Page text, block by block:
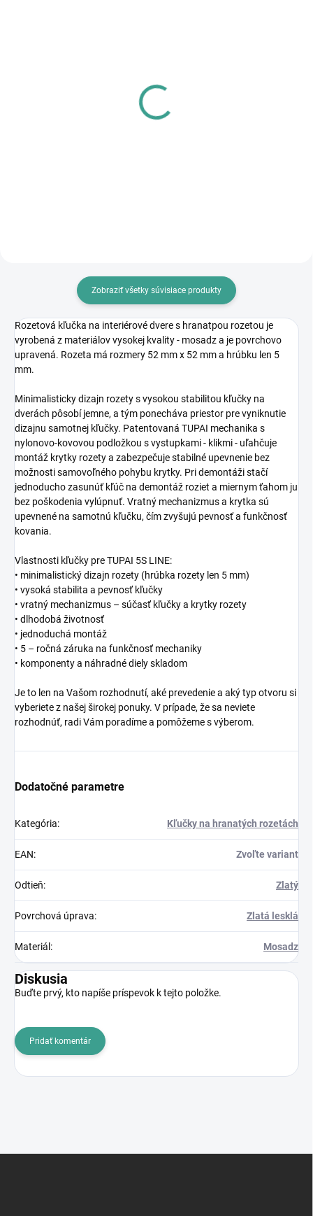
Zobraziť všetky súvisiace produkty
Rozetová kľučka na interiérové dvere s hranatpou rozetou je
vyrobená z materiálov vysokej kvality - mosadz a je povrchovo
upravená. Rozeta má rozmery 52 mm x 52 mm a hrúbku len 5
mm.
Minimalisticky dizajn rozety s vysokou stabilitou kľučky na
dverách pôsobí jemne, a tým ponecháva priestor pre vyniknutie
dizajnu samotnej kľučky. Patentovaná TUPAI mechanika s
nylonovo-kovovou podložkou s vystupkami - klikmi - uľahčuje
montáž krytky rozety a zabezpečuje stabilné upevnenie bez
možnosti samovoľného pohybu krytky. Pri demontáži stačí
jednoducho zasunúť kľúč na demontáž roziet a miernym ťahom ju
bez poškodenia vylúpnuť. Vratný mechanizmus a krytka sú
upevnené na samotnú kľučku, čím zvyšujú pevnosť a funkčnosť
kovania.
Vlastnosti kľučky pre TUPAI 5S LINE:
• minimalistický dizajn rozety (hrúbka rozety len 5 mm)
• vysoká stabilita a pevnosť kľučky
• vratný mechanizmus – súčasť kľučky a krytky rozety
• dlhodobá životnosť
• jednoduchá montáž
• 5 – ročná záruka na funkčnosť mechaniky
• komponenty a náhradné diely skladom
Je to len na Vašom rozhodnutí, aké prevedenie a aký typ otvoru si
vyberiete z našej širokej ponuky. V prípade, že sa neviete
rozhodnúť, radi Vám poradíme a pomôžeme s výberom.
Dodatočné parametre
Kategória: Kľučky na hranatých rozetách
EAN: Zvoľte variant
Odtieň: Zlatý
Povrchová úprava: Zlatá lesklá
Materiál : Mosadz
Diskusia
Buďte prvý, kto napíše príspevok k tejto položke.
Pridať komentár